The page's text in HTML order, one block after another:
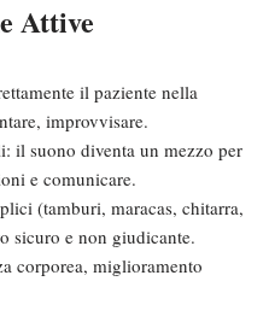
Attive
il paziente nella
improvvisare.
il suono diventa un mezzo per
e comunicare.
(tamburi, maracas, chitarra,
sicuro e non giudicante.
corporea, miglioramento